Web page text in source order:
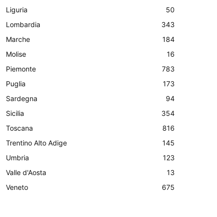
Liguria
50
Lombardia
343
Marche
184
Molise
16
Piemonte
783
Puglia
173
Sardegna
94
Sicilia
354
Toscana
816
Trentino Alto Adige
145
Umbria
123
Valle d'Aosta
13
Veneto
675